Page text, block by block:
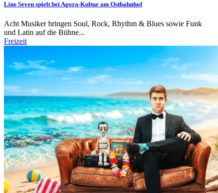
Line Seven spielt bei Agora-Kultur am Ostbahnhof
Acht Musiker bringen Soul, Rock, Rhythm & Blues sowie Funk
und Latin auf die Bühne...
Freizeit